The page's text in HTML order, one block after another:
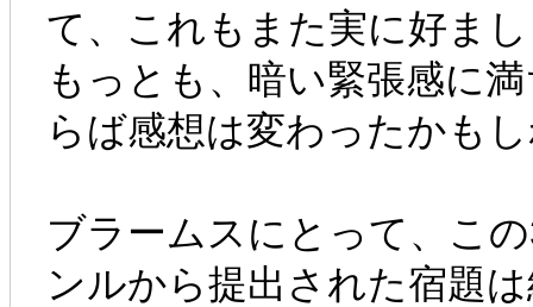
て、これもまた実に好ま
もっとも、暗い緊張感に
らば感想は変わったかも
ブラームスにとって、こ
ンルから提出された宿題